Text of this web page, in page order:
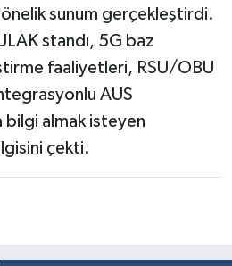
sunum gerçekleştirdi.
standı, 5G baz
faaliyetleri, RSU/OBU
AUS
bilgi almak isteyen
çekti.